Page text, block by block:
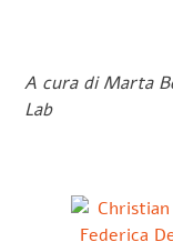
A cura di Marta
Lab